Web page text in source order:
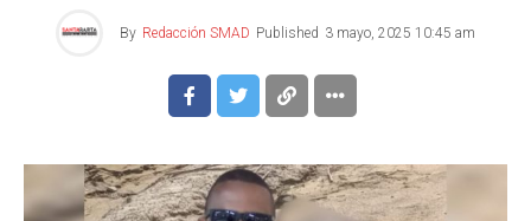
By Redacción SMAD Published 3 mayo, 2025 10:45 am